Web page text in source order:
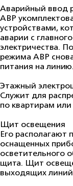
Аварийный ввод
АВР
устройствами,
аварии с
электричества.
режима АВР
питания на линию.
Этажный
Служит для
по квартирам
Щит освещения
Его располагают
оснащенных
осветительного
щита. Щит
выходящих